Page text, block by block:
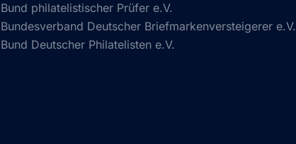
Bund philatelistischer Prüfer e.V.
Bundesverband Deutscher Briefmarkenversteigerer e.V.
Bund Deutscher Philatelisten e.V.